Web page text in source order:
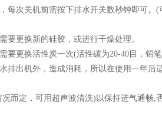
每次关机前需按下排水开关数秒钟即可。
要更换新的硅胶，或进行干燥处理。
要更换活性炭一次(活性碳为20-40目，铅笔
排出机外，造成消耗，所以在使用一年后
而定，可用超声波清洗)以保持进气通畅,